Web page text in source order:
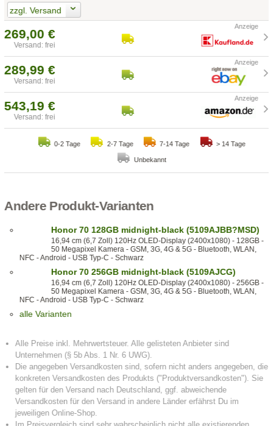
zzgl. Versand
269,00 €
Versand: frei
289,99 €
Versand: frei
543,19 €
Versand: frei
0-2 Tage 2-7 Tage 7-14 Tage > 14 Tage
Unbekannt
Andere Produkt-Varianten
Honor 70 128GB midnight-black (5109AJBB?MSD)
16,94 cm (6,7 Zoll) 120Hz OLED-Display (2400x1080) - 128GB -
50 Megapixel Kamera - GSM, 3G, 4G & 5G - Bluetooth, WLAN,
NFC - Android - USB Typ-C - Schwarz
Honor 70 256GB midnight-black (5109AJCG)
16,94 cm (6,7 Zoll) 120Hz OLED-Display (2400x1080) - 256GB -
50 Megapixel Kamera - GSM, 3G, 4G & 5G - Bluetooth, WLAN,
NFC - Android - USB Typ-C - Schwarz
alle Varianten